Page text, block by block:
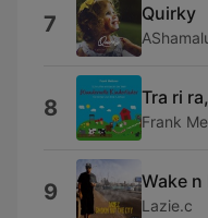
7 Quirky
8 Tra ri
Frank
9 Wake n
Lazie.c